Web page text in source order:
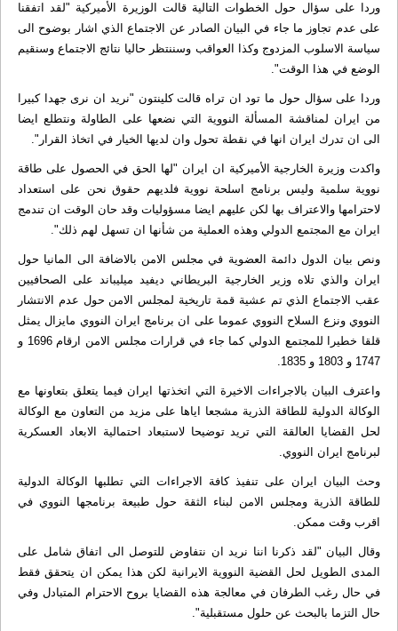
وردا على سؤال حول الخطوات التالية قالت الوزيرة الأميركية "لقد اتفقنا
على عدم تجاوز ما جاء في البيان الصادر عن الاجتماع الذي اشار بوضوح الى
سياسة الاسلوب المزدوج وكذا العواقب وسننتظر حاليا نتائج الاجتماع وسنقيم
الوضع في هذا الوقت".
وردا على سؤال حول ما تود ان تراه قالت كلينتون "نريد ان نرى جهدا كبيرا
من ايران لمناقشة المسألة النووية التي نضعها على الطاولة ونتطلع ايضا
الى ان تدرك ايران انها في نقطة تحول وان لديها الخيار في اتخاذ القرار".
واكدت وزيرة الخارجية الأميركية ان ايران "لها الحق في الحصول على طاقة
نووية سلمية وليس برنامج اسلحة نووية فلديهم حقوق نحن على استعداد
لاحترامها والاعتراف بها لكن عليهم ايضا مسؤوليات وقد حان الوقت ان تندمج
ايران مع المجتمع الدولي وهذه العملية من شأنها ان تسهل لهم ذلك".
ونص بيان الدول دائمة العضوية في مجلس الامن بالاضافة الى المانيا حول
ايران والذي تلاه وزير الخارجية البريطاني ديفيد ميليباند على الصحافيين
عقب الاجتماع الذي تم عشية قمة تاريخية لمجلس الامن حول عدم الانتشار
النووي ونزع السلاح النووي عموما على ان برنامج ايران النووي مايزال يمثل
قلقا خطيرا للمجتمع الدولي كما جاء في قرارات مجلس الامن ارقام 1696 و
1747 و 1803 و 1835.
واعترف البيان بالاجراءات الاخيرة التي اتخذتها ايران فيما يتعلق بتعاونها مع
الوكالة الدولية للطاقة الذرية مشجعا اياها على مزيد من التعاون مع الوكالة
لحل القضايا العالقة التي تريد توضيحا لاستبعاد احتمالية الابعاد العسكرية
لبرنامج ايران النووي.
وحث البيان ايران على تنفيذ كافة الاجراءات التي تطلبها الوكالة الدولية
للطاقة الذرية ومجلس الامن لبناء الثقة حول طبيعة برنامجها النووي في
اقرب وقت ممكن.
وقال البيان "لقد ذكرنا اننا نريد ان نتفاوض للتوصل الى اتفاق شامل على
المدى الطويل لحل القضية النووية الايرانية لكن هذا يمكن ان يتحقق فقط
في حال رغب الطرفان في معالجة هذه القضايا بروح الاحترام المتبادل وفي
حال التزما بالبحث عن حلول مستقبلية".